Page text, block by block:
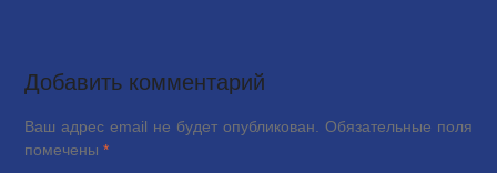
Добавить комментарий
Ваш адрес email не будет опубликован. Обязательные поля
помечены *